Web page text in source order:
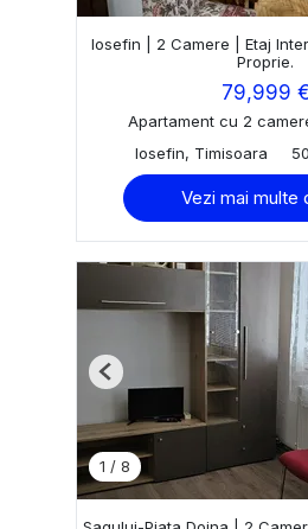
Iosefin | 2 Camere | Etaj
Proprie.
79,999
Apartament cu 2
Iosefin, Timisoara
Vezi mai multe
1 / 8
Previous